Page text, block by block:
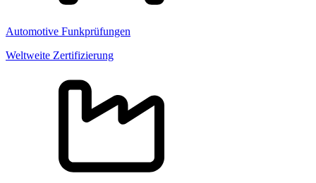
Automotive Funkprüfungen
Weltweite Zertifizierung